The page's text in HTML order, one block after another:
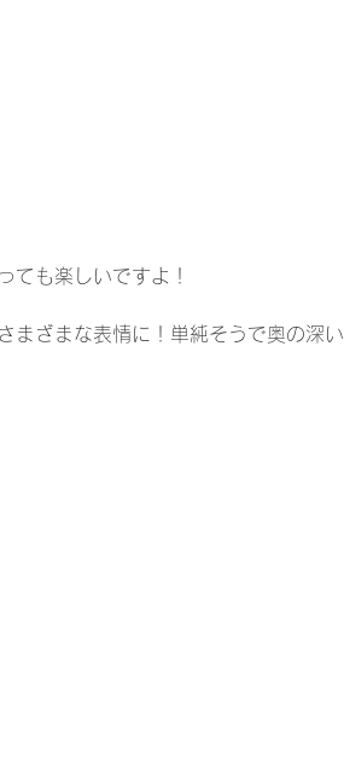
ても楽しいですよ！
まざまな表情に！単純そうで奥の深い